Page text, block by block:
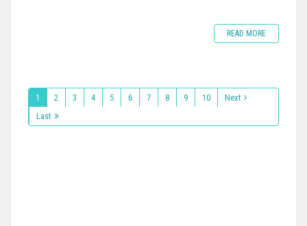
READ MORE
1 2 3 4 5 6 7 8 9 10
Next
Last